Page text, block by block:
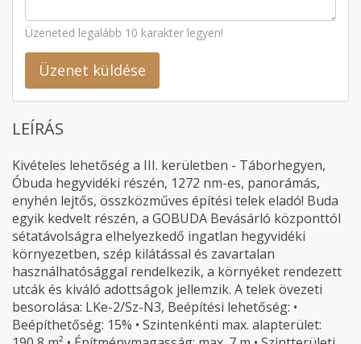
Üzeneted legalább 10 karakter legyen!
Üzenet küldése
LEÍRÁS
Kivételes lehetőség a III. kerületben - Táborhegyen,
Óbuda hegyvidéki részén, 1272 nm-es, panorámás,
enyhén lejtős, összközműves építési telek eladó! Buda
egyik kedvelt részén, a GOBUDA Bevásárló központtól
sétatávolságra elhelyezkedő ingatlan hegyvidéki
környezetben, szép kilátással és zavartalan
használhatósággal rendelkezik, a környéket rendezett
utcák és kiváló adottságok jellemzik. A telek övezeti
besorolása: LKe-2/Sz-N3, Beépítési lehetőség: •
Beépíthetőség: 15% • Szintenkénti max. alapterület: